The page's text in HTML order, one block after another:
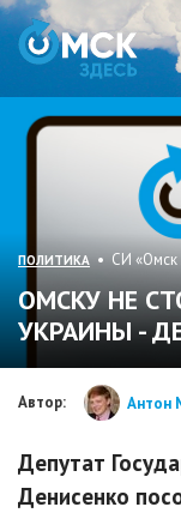
ПОЛИТИКА • СИ «Омск
ОМСКУ НЕ
УКРАИНЫ -
Автор: Антон
Депутат
Денисенко